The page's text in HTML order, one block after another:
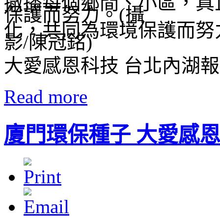
化，共同為環境保護而努
大愛感恩科技 台北內湖
Read more
廈門環保種子 大愛感